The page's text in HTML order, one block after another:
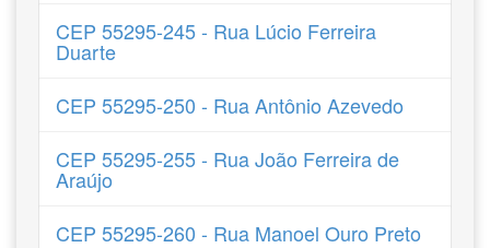
CEP 55295-245 - Rua Lúcio Ferreira
Duarte
CEP 55295-250 - Rua Antônio Azevedo
CEP 55295-255 - Rua João Ferreira de
Araújo
CEP 55295-260 - Rua Manoel Ouro Preto